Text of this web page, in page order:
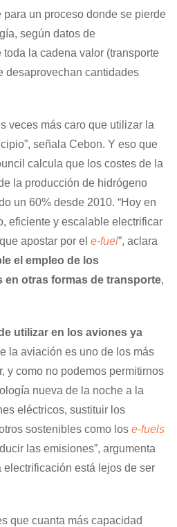
un proceso donde se pierde
según datos de
toda la cadena valor (transporte
desaprovechan cantidades
veces más caro que utilizar la
señala Cebon. Y eso que
calcula que los costes de la
la producción de hidrógeno
un 60% desde 2010. “Hoy en
eficiente y escalable electrificar
apostar por el e-fuel”, aclara
el empleo de los
otras formas de transporte,
utilizar en los aviones ya
la aviación es uno de los más
y como no podemos permitirnos
nueva de la noche a la
eléctricos, sustituir los
sostenibles como los e-fuels
las emisiones”, argumenta
está lejos de ser
que cuanta más capacidad